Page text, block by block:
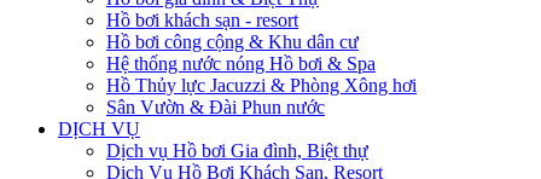
Hồ bơi khách sạn - resort
Hồ bơi công cộng & Khu dân cư
Hệ thống nước nóng Hồ bơi & Spa
Hồ Thủy lực Jacuzzi & Phòng Xông hơi
Sân Vườn & Đài Phun nước
DỊCH VỤ
Dịch vụ Hồ bơi Gia đình, Biệt thự
Dịch Vụ Hồ Bơi Khách Sạn, Resort